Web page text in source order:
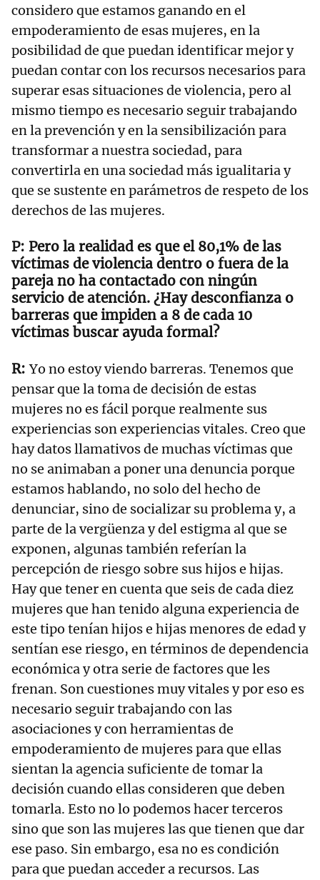
considero que estamos ganando en el
empoderamiento de esas mujeres, en la
posibilidad de que puedan identificar mejor y
puedan contar con los recursos necesarios para
superar esas situaciones de violencia, pero al
mismo tiempo es necesario seguir trabajando
en la prevención y en la sensibilización para
transformar a nuestra sociedad, para
convertirla en una sociedad más igualitaria y
que se sustente en parámetros de respeto de los
derechos de las mujeres.
Pero la realidad es que el 80,1% de las
víctimas de violencia dentro o fuera de la
pareja no ha contactado con ningún
servicio de atención. ¿Hay desconfianza o
barreras que impiden a 8 de cada 10
víctimas buscar ayuda formal?
Yo no estoy viendo barreras. Tenemos que
pensar que la toma de decisión de estas
mujeres no es fácil porque realmente sus
experiencias son experiencias vitales. Creo que
hay datos llamativos de muchas víctimas que
no se animaban a poner una denuncia porque
estamos hablando, no solo del hecho de
denunciar, sino de socializar su problema y, a
parte de la vergüenza y del estigma al que se
exponen, algunas también referían la
percepción de riesgo sobre sus hijos e hijas.
Hay que tener en cuenta que seis de cada diez
mujeres que han tenido alguna experiencia de
este tipo tenían hijos e hijas menores de edad y
sentían ese riesgo, en términos de dependencia
económica y otra serie de factores que les
frenan. Son cuestiones muy vitales y por eso es
necesario seguir trabajando con las
asociaciones y con herramientas de
empoderamiento de mujeres para que ellas
sientan la agencia suficiente de tomar la
decisión cuando ellas consideren que deben
tomarla. Esto no lo podemos hacer terceros
sino que son las mujeres las que tienen que dar
ese paso. Sin embargo, esa no es condición
para que puedan acceder a recursos. Las